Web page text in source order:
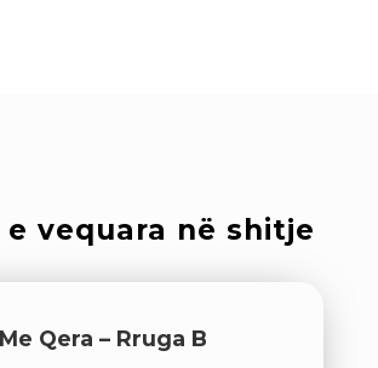
vequara në shitje
Qera – Rruga B